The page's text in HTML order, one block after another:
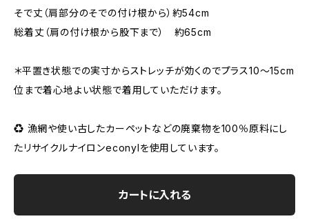
そで丈（肩部分のそでの付け根から）約54cm
総着丈（肩の付け根から股下まで） 約65cm
＊平置き状態での実寸からストレッチが効くのでプラス10〜15cm
位まで着心地よい状態で着用していただけます。
♻️ 漁網や使い古したカーペットなどの廃棄物を100％原料にし
たリサイクルナイロンeconylを使用しています。
カートに入れる